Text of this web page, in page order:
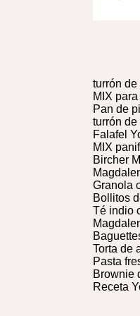
turrón
MIX
Pan de
turrón de
Falafel
MIX
Bircher
Granola
Bollitos
Té indio
Torta de
Pasta
Brownie
Receta